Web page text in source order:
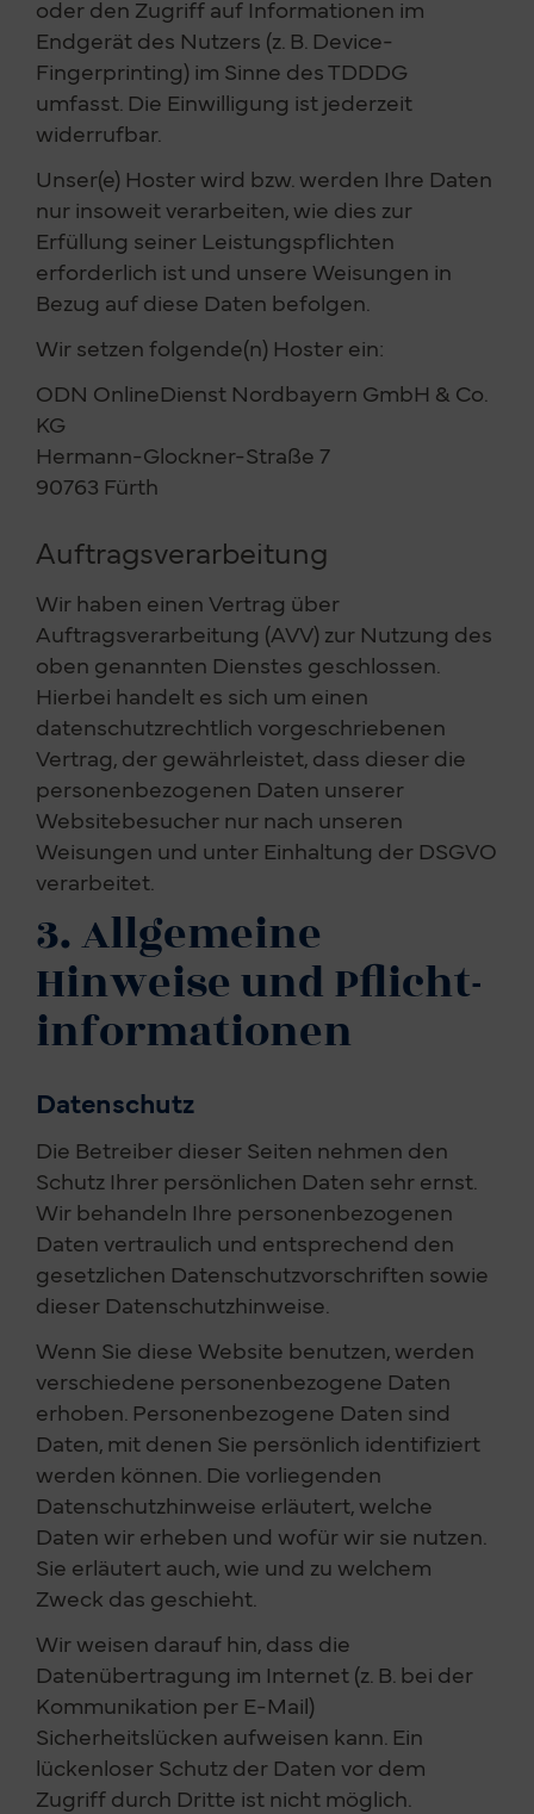
oder den Zugriff auf Informationen im
Endgerät des Nutzers (z. B. Device-
Fingerprinting) im Sinne des TDDDG
umfasst. Die Einwilligung ist jederzeit
widerrufbar.
Unser(e) Hoster wird bzw. werden Ihre Daten
nur insoweit verarbeiten, wie dies zur
Erfüllung seiner Leistungspflichten
erforderlich ist und unsere Weisungen in
Bezug auf diese Daten befolgen.
Wir setzen folgende(n) Hoster ein:
ODN OnlineDienst Nordbayern GmbH & Co.
KG
Hermann-Glockner-Straße 7
90763 Fürth
Auftragsverarbeitung
Wir haben einen Vertrag über
Auftragsverarbeitung (AVV) zur Nutzung des
oben genannten Dienstes geschlossen.
Hierbei handelt es sich um einen
datenschutzrechtlich vorgeschriebenen
Vertrag, der gewährleistet, dass dieser die
personenbezogenen Daten unserer
Websitebesucher nur nach unseren
Weisungen und unter Einhaltung der DSGVO
verarbeitet.
3. Allgemeine
Hinweise und Pflicht­
informationen
Datenschutz
Die Betreiber dieser Seiten nehmen den
Schutz Ihrer persönlichen Daten sehr ernst.
Wir behandeln Ihre personenbezogenen
Daten vertraulich und entsprechend den
gesetzlichen Datenschutzvorschriften sowie
dieser Datenschutzhinweise.
Wenn Sie diese Website benutzen, werden
verschiedene personenbezogene Daten
erhoben. Personenbezogene Daten sind
Daten, mit denen Sie persönlich identifiziert
werden können. Die vorliegenden
Datenschutzhinweise erläutert, welche
Daten wir erheben und wofür wir sie nutzen.
Sie erläutert auch, wie und zu welchem
Zweck das geschieht.
Wir weisen darauf hin, dass die
Datenübertragung im Internet (z. B. bei der
Kommunikation per E-Mail)
Sicherheitslücken aufweisen kann. Ein
lückenloser Schutz der Daten vor dem
Zugriff durch Dritte ist nicht möglich.